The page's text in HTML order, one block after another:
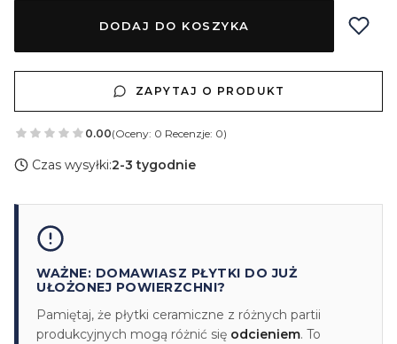
DODAJ DO KOSZYKA
ZAPYTAJ O PRODUKT
0.00(Oceny: 0 Recenzje: 0)
Czas wysyłki:2-3 tygodnie
WAŻNE: DOMAWIASZ PŁYTKI DO JUŻ
UŁOŻONEJ POWIERZCHNI?
Pamiętaj, że płytki ceramiczne z różnych partii
produkcyjnych mogą różnić się odcieniem. To